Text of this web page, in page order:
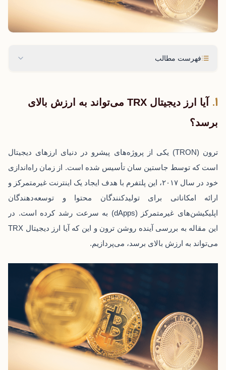
فهرست مطالب
آیا ارز دیجیتال TRX می‌تواند به ارزش بالای
برسد؟
ترون (TRON) یکی از پروژه‌های پیشرو در دنیای ارزهای دیجیتال
است که توسط جاستین سان تأسیس شده است. از زمان راه‌اندازی
خود در سال ۲۰۱۷، این پلتفرم با هدف ایجاد یک اینترنت غیرمتمرکز و
ارائه امکاناتی برای تولیدکنندگان محتوا و توسعه‌دهندگان
اپلیکیشن‌های غیرمتمرکز (dApps) به سرعت رشد کرده است. در
این مقاله به بررسی آینده روشن ترون و این که آیا ارز دیجیتال TRX
می‌تواند به ارزش بالای برسد، می‌پردازیم.